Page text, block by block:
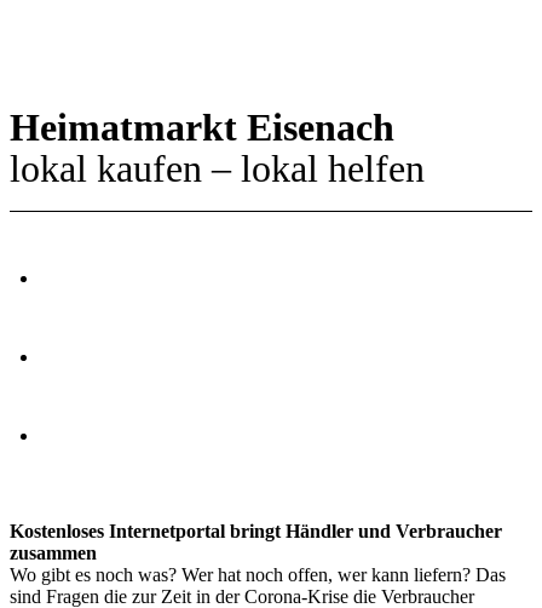
Heimatmarkt Eisenach
lokal kaufen – lokal helfen
Kostenloses Internetportal bringt Händler und Verbraucher
zusammen
Wo gibt es noch was? Wer hat noch offen, wer kann liefern? Das
sind Fragen die zur Zeit in der Corona-Krise die Verbraucher